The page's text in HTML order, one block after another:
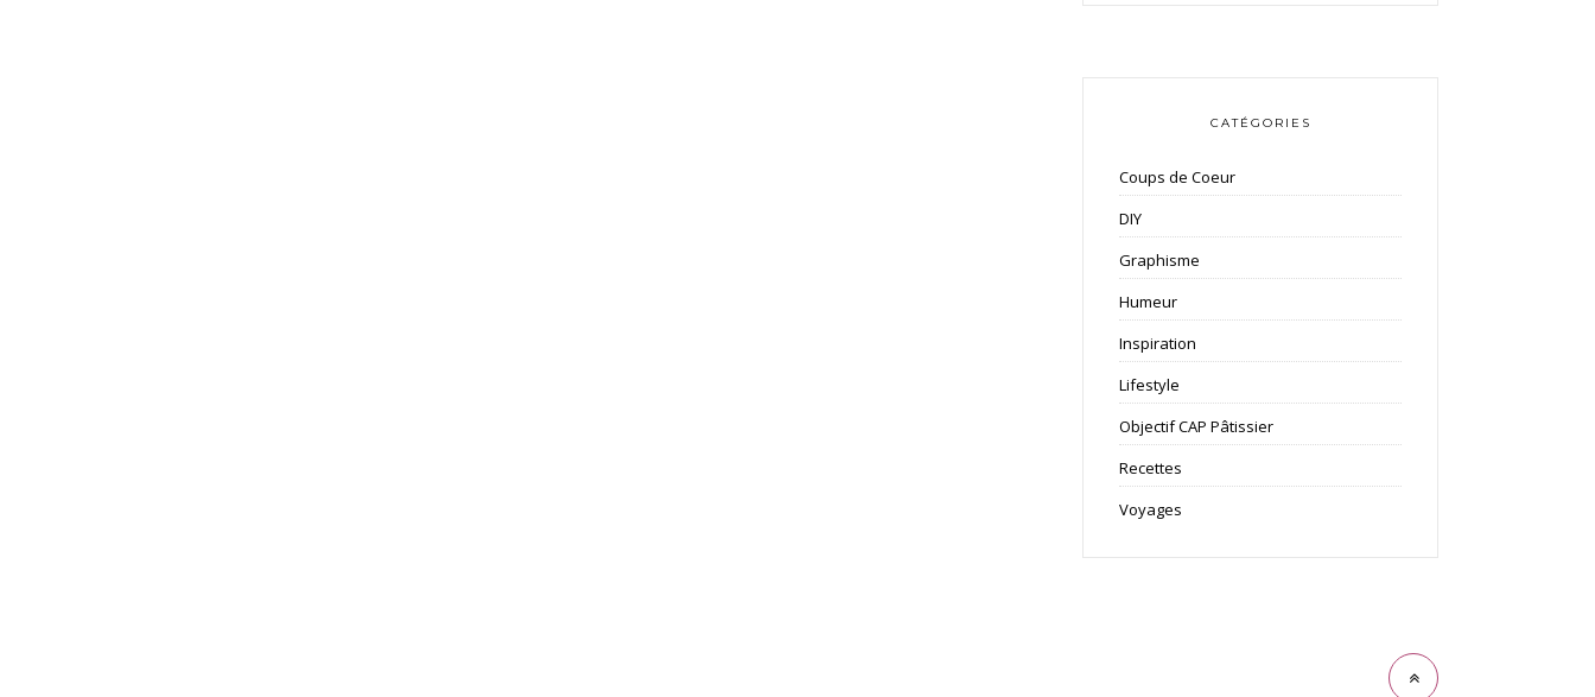
CATÉGORIES
Coups de Coeur
DIY
Graphisme
Humeur
Inspiration
Lifestyle
Objectif CAP Pâtissier
Recettes
Voyages